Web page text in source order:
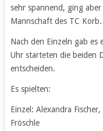
sehr spannend, ging
Mannschaft des TC Korb.
Nach den Einzeln gab es
Uhr starteten die beiden
entscheiden.
Es spielten:
Einzel: Alexandra
Fröschle